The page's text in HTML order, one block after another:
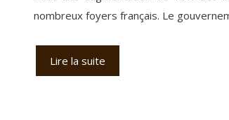
nombreux foyers français. Le
Lire la suite